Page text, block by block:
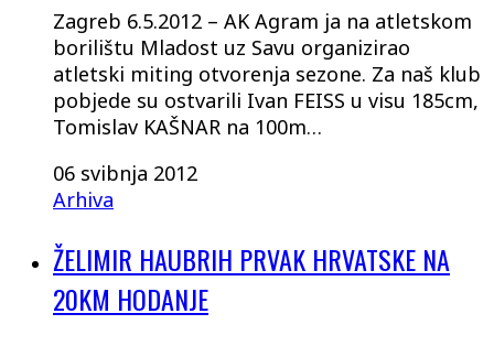
Zagreb 6.5.2012 – AK Agram ja na atletskom
borilištu Mladost uz Savu organizirao
atletski miting otvorenja sezone. Za naš klub
pobjede su ostvarili Ivan FEISS u visu 185cm,
Tomislav KAŠNAR na 100m…
06 svibnja 2012
Arhiva
ŽELIMIR HAUBRIH PRVAK HRVATSKE NA
20KM HODANJE